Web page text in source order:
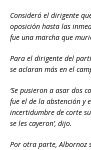
Consideró el dirigente
oposición hasta las
fue una marcha que
Para el dirigente del
se aclaran más en el
‘Se pusieron a asar dos
fue el de la abstención y
incertidumbre de corte
se les cayeron’, dijo.
Por otra parte, Albornoz